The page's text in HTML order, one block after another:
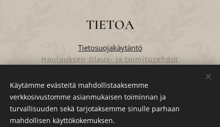
TIETOA
Tietosuojakäytäntö
Hautauksen tilaus- ja toimitusehdot
Evästeet
Käytämme evästeitä mahdollistaaksemme
verkkosivustomme asianmukaisen toiminnan ja
turvallisuuden sekä tarjotaksemme sinulle parhaan
mahdollisen käyttökokemuksen.